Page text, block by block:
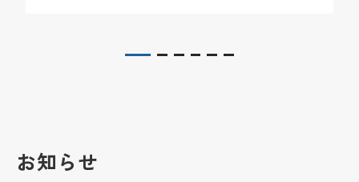
お知らせ